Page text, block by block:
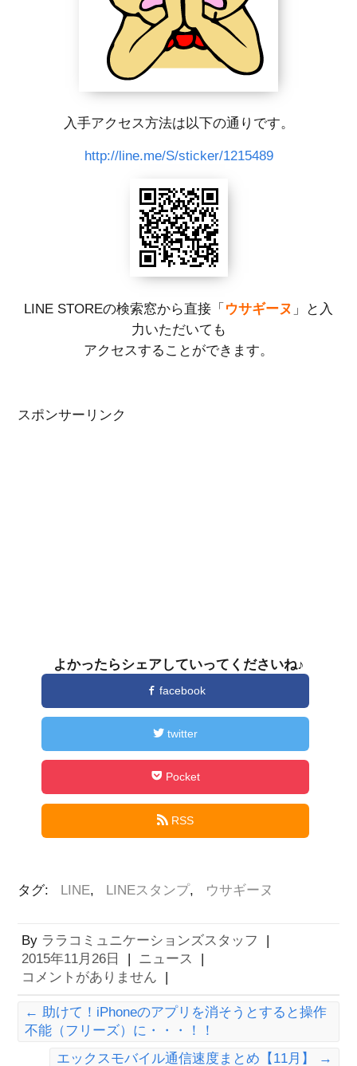
入手アクセス方法は以下の通りです。
http://line.me/S/sticker/1215489
LINE STOREの検索窓から直接「 ウサギーヌ 」と入
力いただいても
アクセスすることができます。
スポンサーリンク
よかったらシェアしていってくださいね♪
facebook
twitter
Pocket
RSS
タグ: LINE, LINEスタンプ, ウサギーヌ
By ララコミュニケーションズスタッフ
|
2015年11月26日
| ニュース
|
コメントがありません
|
← 助けて！iPhoneのアプリを消そうとすると操作
不能（フリーズ）に・・・！！
エックスモバイル通信速度まとめ【11月】
→